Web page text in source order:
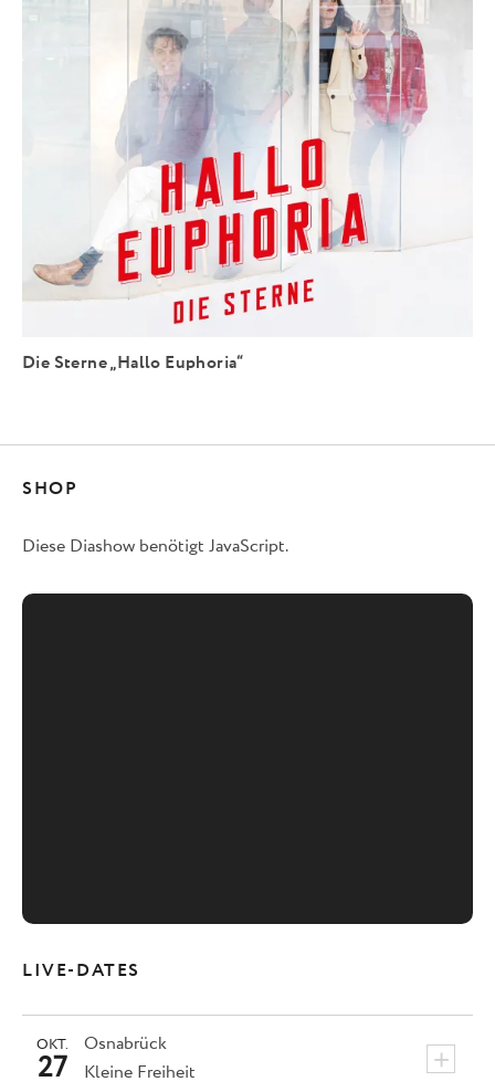
Die Sterne „Hallo Euphoria“
SHOP
Diese Diashow benötigt JavaScript.
LIVE-DATES
Osnabrück +
OKT.
27 Kleine Freiheit